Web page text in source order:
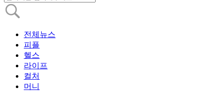
전체뉴스
피플
헬스
라이프
컬처
머니